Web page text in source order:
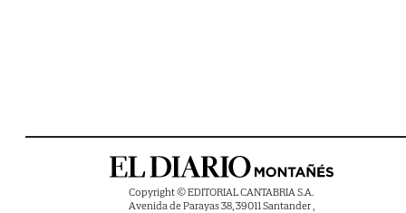
Copyright © EDITORIAL CANTABRIA S.A.
Avenida de Parayas 38, 39011 Santander ,